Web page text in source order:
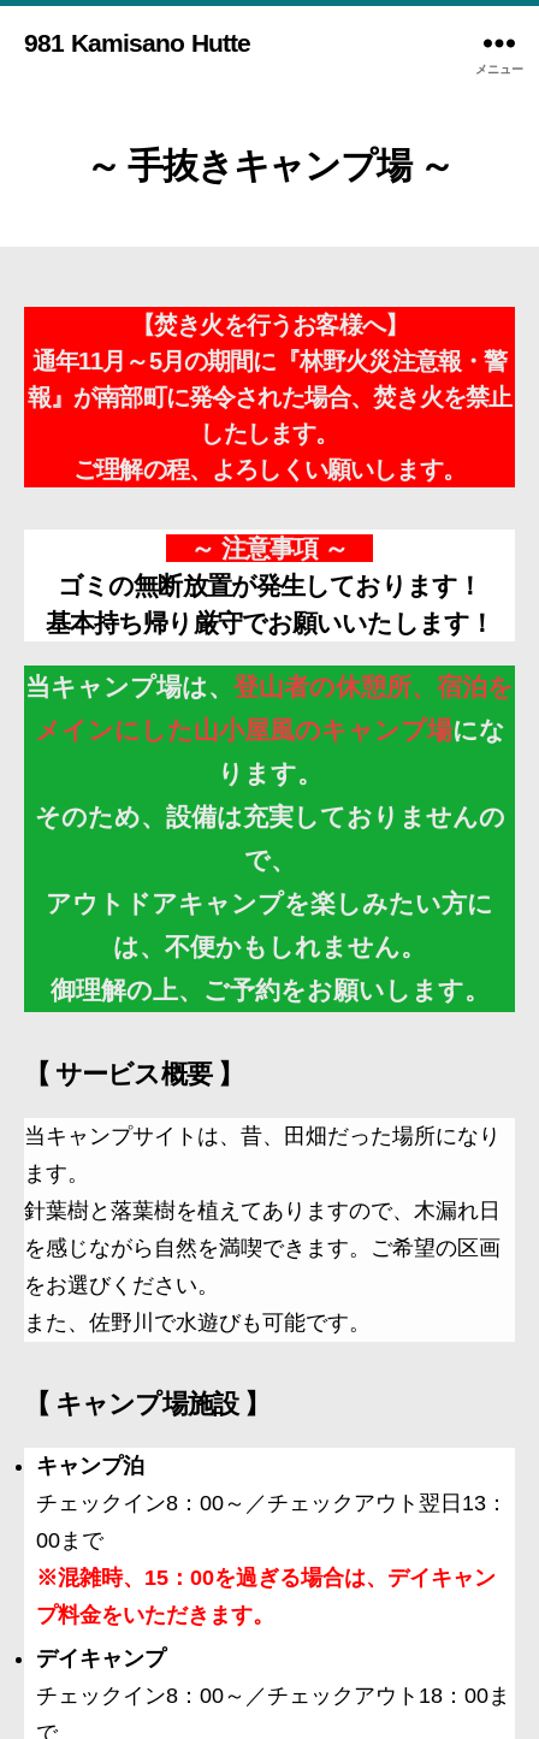
981 Kamisano Hutte
メニュー
～ 手抜きキャンプ場 ～
【焚き火を行うお客様へ】
通年11月～5月の期間に『林野火災注意報・警
報』が南部町に発令された場合、焚き火を禁止
したします。
ご理解の程、よろしくい願いします。
～ 注意事項 ～
ゴミの無断放置が発生しております！
基本持ち帰り厳守でお願いいたします ！
当キャンプ場は、 登山者の休憩所、宿泊を
メインにした山小屋風のキャンプ場にな
ります。
そのため、設備は充実しておりませんの
で、
アウトドアキャンプを楽しみたい方に
は、不便かもしれません。
御理解の上、ご予約をお願いします。
【 サービス概要 】
当キャンプサイトは、昔、田畑だった場所になり
ます。
針葉樹と落葉樹を植えてありますので、木漏れ日
を感じながら自然を満喫できます。ご希望の区画
をお選びください。
また、佐野川で水遊びも可能です。
【 キャンプ場施設 】
キャンプ泊
チェックイン8：00～／チェックアウト翌日13：
00まで
※混雑時、15：00を過ぎる場合は、デイキャン
プ料金をいただきます。
デイキャンプ
チェックイン8：00～／チェックアウト18：00ま
で